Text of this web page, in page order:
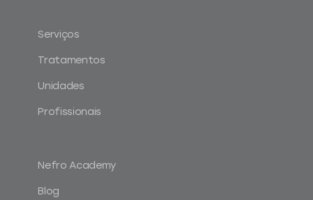
Serviços
Tratamentos
Unidades
Profissionais
Nefro Academy
Blog